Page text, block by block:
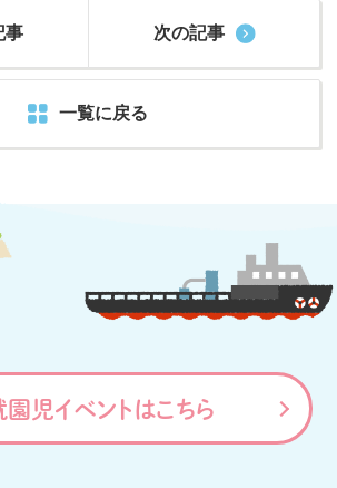
事
一覧に戻る
次の記事
児イベントはこちら